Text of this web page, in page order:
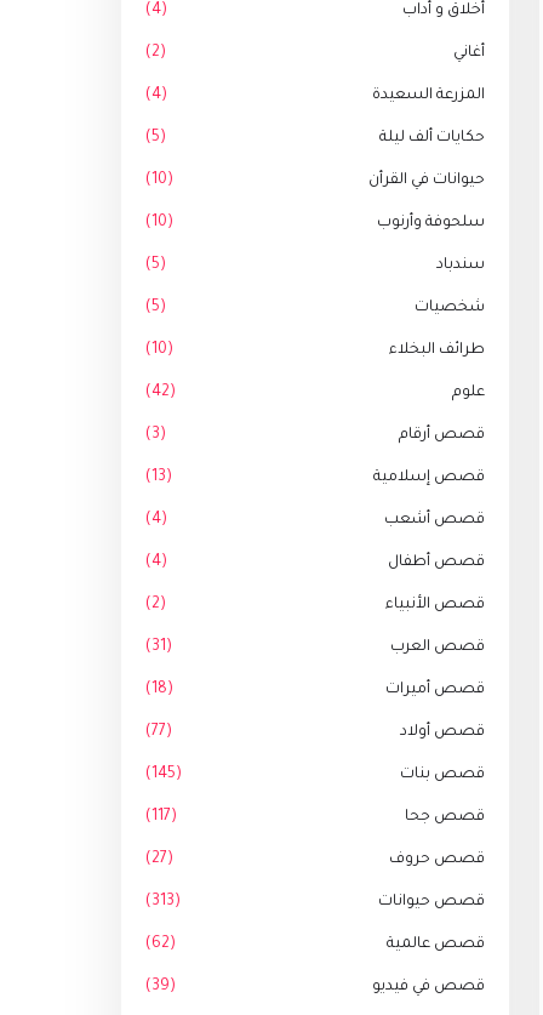
أخلاق و أداب (4)
أغاني (2)
المزرعة السعيدة (4)
حكايات ألف ليلة (5)
حيوانات في القرأن (10)
سلحوفة وأرنوب (10)
سندباد (5)
شخصيات (5)
طرائف البخلاء (10)
علوم (42)
قصص أرقام (3)
قصص إسلامية (13)
قصص أشعب (4)
قصص أطفال (4)
قصص الأنبياء (2)
قصص العرب (31)
قصص أميرات (18)
قصص أولاد (77)
قصص بنات (145)
قصص جحا (117)
قصص حروف (27)
قصص حيوانات (313)
قصص عالمية (62)
قصص في فيديو (39)